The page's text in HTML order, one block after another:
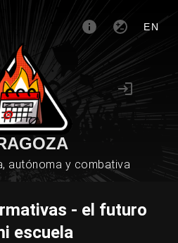
EN
autónoma y combativa
- el futuro
escuela